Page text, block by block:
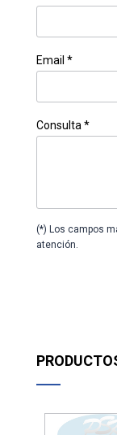
Email *
Consulta *
(*) Los campos
atención.